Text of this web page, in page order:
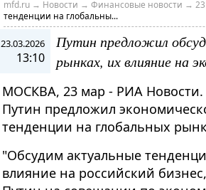
mfd.ru→ Новости → Финансовые новости →
тенденции на глобальны...
23.03.2026
13:10
Путин предложил
рынках, их влияние на
МОСКВА, 23 мар - РИА
Путин предложил
тенденции на глобальных
"Обсудим актуальные
влияние на российский